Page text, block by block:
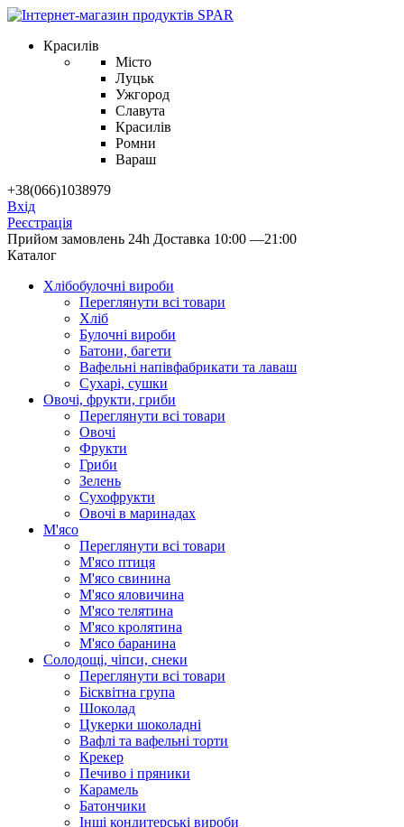
Красилів
Місто
Луцьк
Ужгород
Славута
Красилів
Ромни
Вараш
+38(066)1038979
Вхід
Реєстрація
Прийом замовлень 24h Доставка 10:00 —21:00
Каталог
Хлібобулочні вироби
Переглянути всі товари
Хліб
Булочні вироби
Батони, багети
Вафельні напівфабрикати та лаваш
Сухарі, сушки
Овочі, фрукти, гриби
Переглянути всі товари
Овочі
Фрукти
Гриби
Зелень
Сухофрукти
Овочі в маринадах
М'ясо
Переглянути всі товари
М'ясо птиця
М'ясо свинина
М'ясо яловичина
М'ясо телятина
М'ясо кролятина
М'ясо баранина
Солодощі, чіпси, снеки
Переглянути всі товари
Бісквітна група
Шоколад
Цукерки шоколадні
Вафлі та вафельні торти
Крекер
Печиво і пряники
Карамель
Батончики
Інші кондитерські вироби